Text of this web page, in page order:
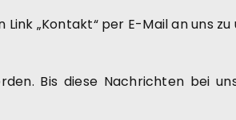
„Kontakt“ per E-Mail an uns
Bis diese Nachrichten bei